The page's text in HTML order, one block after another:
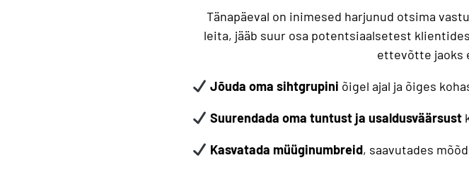
Tänapäeval on inimesed harjunud otsima
leita, jääb suur osa potentsiaalsetest
ettevõtte jaoks
Jõuda oma sihtgrupini õigel ajal ja õiges
Suurendada oma tuntust ja usaldusväärsust
Kasvatada müüginumbreid, saavutades